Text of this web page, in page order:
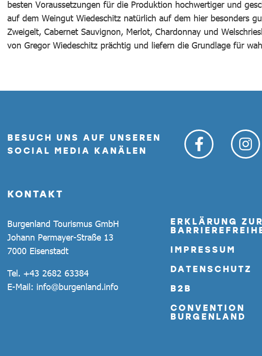
besten Voraussetzungen für die Produktion hochwertiger und
auf dem Weingut Wiedeschitz natürlich auf dem hier besonders
Zweigelt, Cabernet Sauvignon, Merlot, Chardonnay und
von Gregor Wiedeschitz prächtig und liefern die Grundlage für
BESUCH UNS AUF UNSEREN
SOCIAL MEDIA KANÄLEN
KONTAKT
Burgenland Tourismus GmbH
Johann Permayer-Straße 13
7000 Eisenstadt
Tel. +43 2682 63384
E-Mail: info@burgenland.info
ERKLÄRUNG ZUR
IMPRESSUM
DATENSCHUTZ
B2B
CONVENTION
BURGENLAND